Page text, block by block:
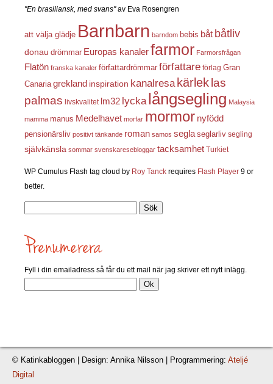
"En brasiliansk, med svans"av Eva Rosengren
att välja glädje Barnbarn barndom bebis båt båtliv
donau drömmar Europas kanalerfarmor Farmorsfrågan
Flatön franska kanaler författardrömmar författare förlag Gran
Canaria grekland inspiration kanalresa kärlek las
palmas livskvalitet lm32 lycka långsegling Malaysia
mamma manus Medelhavet morfar mormor nyfödd
pensionärsliv positivt tänkande roman samos segla seglarliv segling
självkänsla sommar svenskaresebloggar tacksamhet Turkiet
WP Cumulus Flash tag cloud by Roy Tanck requires Flash Player 9 or
better.
Fyll i din emailadress så får du ett mail när jag skriver ett nytt inlägg.
© Katinkabloggen | Design: Annika Nilsson | Programmering: Ateljé
Digital